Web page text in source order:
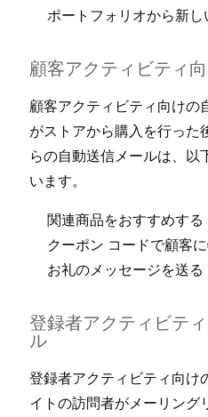
ポ⁠ートフ⁠ォリオから新
顧客アクテ⁠ィビテ⁠ィ
顧客アクテ⁠ィビテ⁠ィ向けの
がストアから購入を行⁠った
らの自動送信メ⁠ールは⁠、以
います⁠。
関連商品をおすすめする
ク⁠ーポン コ⁠ードで顧客
お礼のメ⁠ッセ⁠ージを送る
登録者アクテ⁠ィビテ⁠
ル
登録者アクテ⁠ィビテ⁠ィ向け
イトの訪問者がメ⁠ーリング